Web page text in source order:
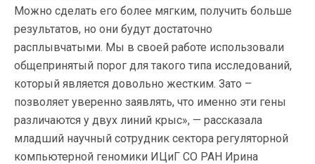
Можно сделать его более мягким, получить больше
результатов, но они будут достаточно
расплывчатыми. Мы в своей работе использовали
общепринятый порог для такого типа исследований,
который является довольно жестким. Зато –
позволяет уверенно заявлять, что именно эти гены
различаются у двух линий крыс», — рассказала
младший научный сотрудник сектора регуляторной
компьютерной геномики ИЦиГ СО РАН Ирина